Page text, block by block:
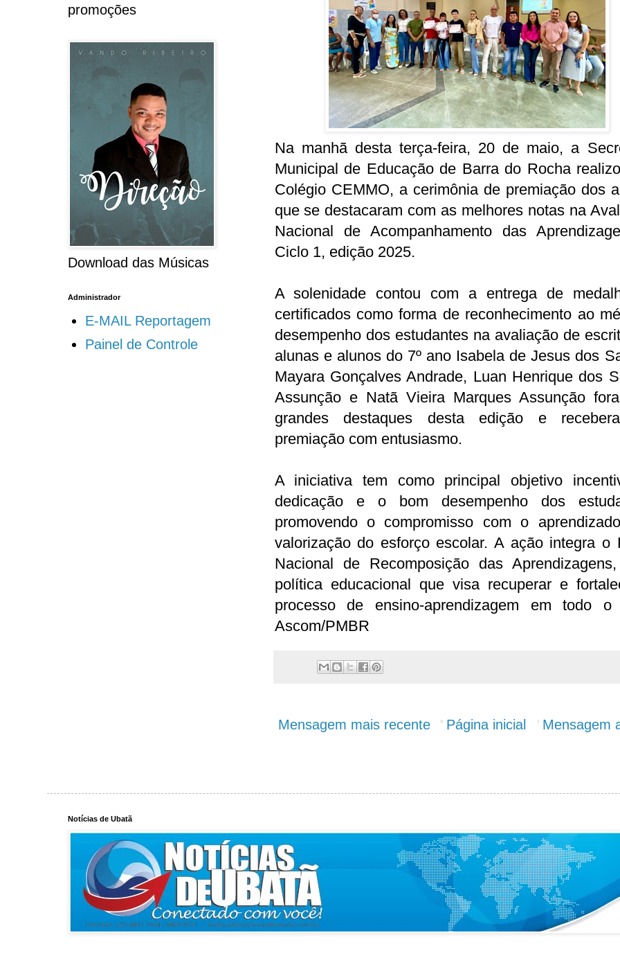
Na manhã desta terça-feira, 20 de maio, a
Municipal de Educação de Barra do Rocha
Colégio CEMMO, a cerimônia de premiação dos
que se destacaram com as melhores notas na
Nacional de Acompanhamento das
Ciclo 1, edição 2025.
A solenidade contou com a entrega de
certificados como forma de reconhecimento ao
desempenho dos estudantes na avaliação de
alunas e alunos do 7º ano Isabela de Jesus dos
Mayara Gonçalves Andrade, Luan Henrique dos
Assunção e Natã Vieira Marques Assunção
grandes destaques desta edição e
premiação com entusiasmo.
A iniciativa tem como principal objetivo
dedicação e o bom desempenho dos
promovendo o compromisso com o
valorização do esforço escolar. A ação integra o
Nacional de Recomposição das
política educacional que visa recuperar e
processo de ensino-aprendizagem em todo o
Ascom/PMBR
Mensagem mais recente Mensagem
Página inicial
promoções
Download das Músicas
Administrador
E-MAIL Reportagem
Painel de Controle
Notícias de Ubatã